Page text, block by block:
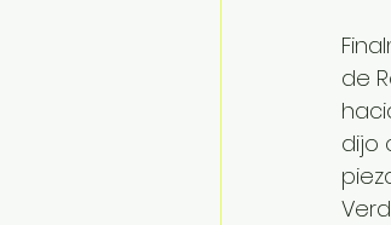
de
dijo